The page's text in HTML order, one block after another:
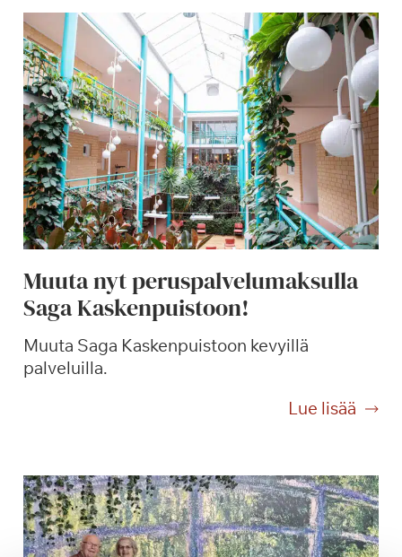
v
ä
k
a
h
v
i
t
p
u
u
a
a
a
L
e
C
a
Muuta nyt peruspalvelumaksulla
Saga Kaskenpuistoon!
Muuta Saga Kaskenpuistoon kevyillä
palveluilla.
Lue lisää
M
t
a
n
y